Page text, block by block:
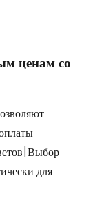
ценам со
—
для